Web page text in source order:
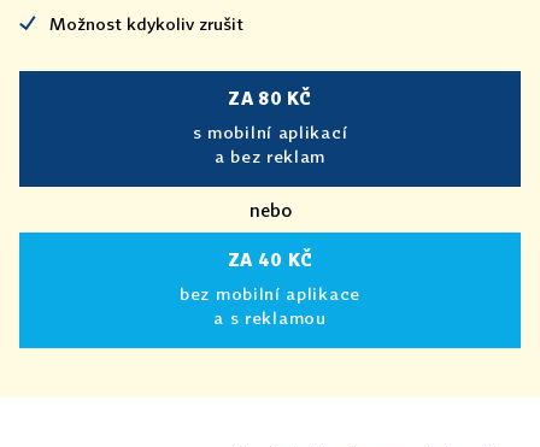
Možnost kdykoliv zrušit
ZA 80 KČ
s mobilní aplikací
a bez reklam
nebo
ZA 40 KČ
bez mobilní aplikace
a s reklamou